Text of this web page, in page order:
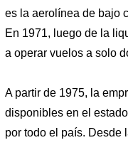
es la aerolínea de bajo
En 1971, luego de la
a operar vuelos a solo
A partir de 1975, la
disponibles en el
por todo el país. Desde